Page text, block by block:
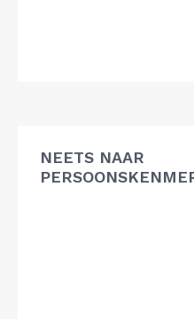
NEETS NAAR